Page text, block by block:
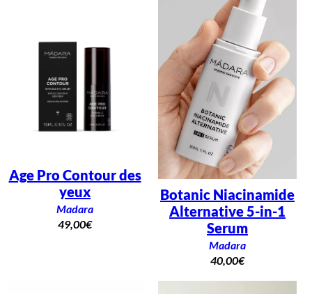
Age Pro Contour des
yeux
Madara
49,00€
Botanic Niacinamide
Alternative 5-in-1
Serum
Madara
40,00€